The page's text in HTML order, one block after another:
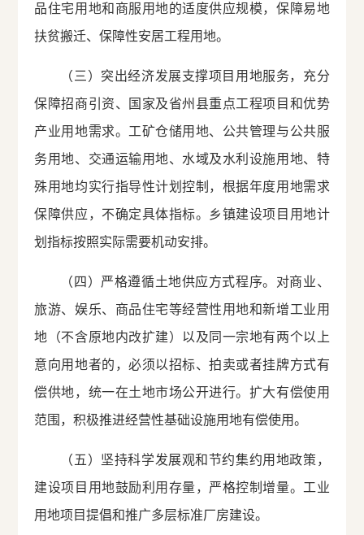
品住宅用地和商服用地的适度供应规模，保障易地
扶贫搬迁、保障性安居工程用地。
（三）突出经济发展支撑项目用地服务，充分
保障招商引资、国家及省州县重点工程项目和优势
产业用地需求。工矿仓储用地、公共管理与公共服
务用地、交通运输用地、水域及水利设施用地、特
殊用地均实行指导性计划控制，根据年度用地需求
保障供应，不确定具体指标。乡镇建设项目用地计
划指标按照实际需要机动安排。
（四）严格遵循土地供应方式程序。对商业、
旅游、娱乐、商品住宅等经营性用地和新增工业用
地（不含原地内改扩建）以及同一宗地有两个以上
意向用地者的，必须以招标、拍卖或者挂牌方式有
偿供地，统一在土地市场公开进行。扩大有偿使用
范围，积极推进经营性基础设施用地有偿使用。
（五）坚持科学发展观和节约集约用地政策，
建设项目用地鼓励利用存量，严格控制增量。工业
用地项目提倡和推广多层标准厂房建设。